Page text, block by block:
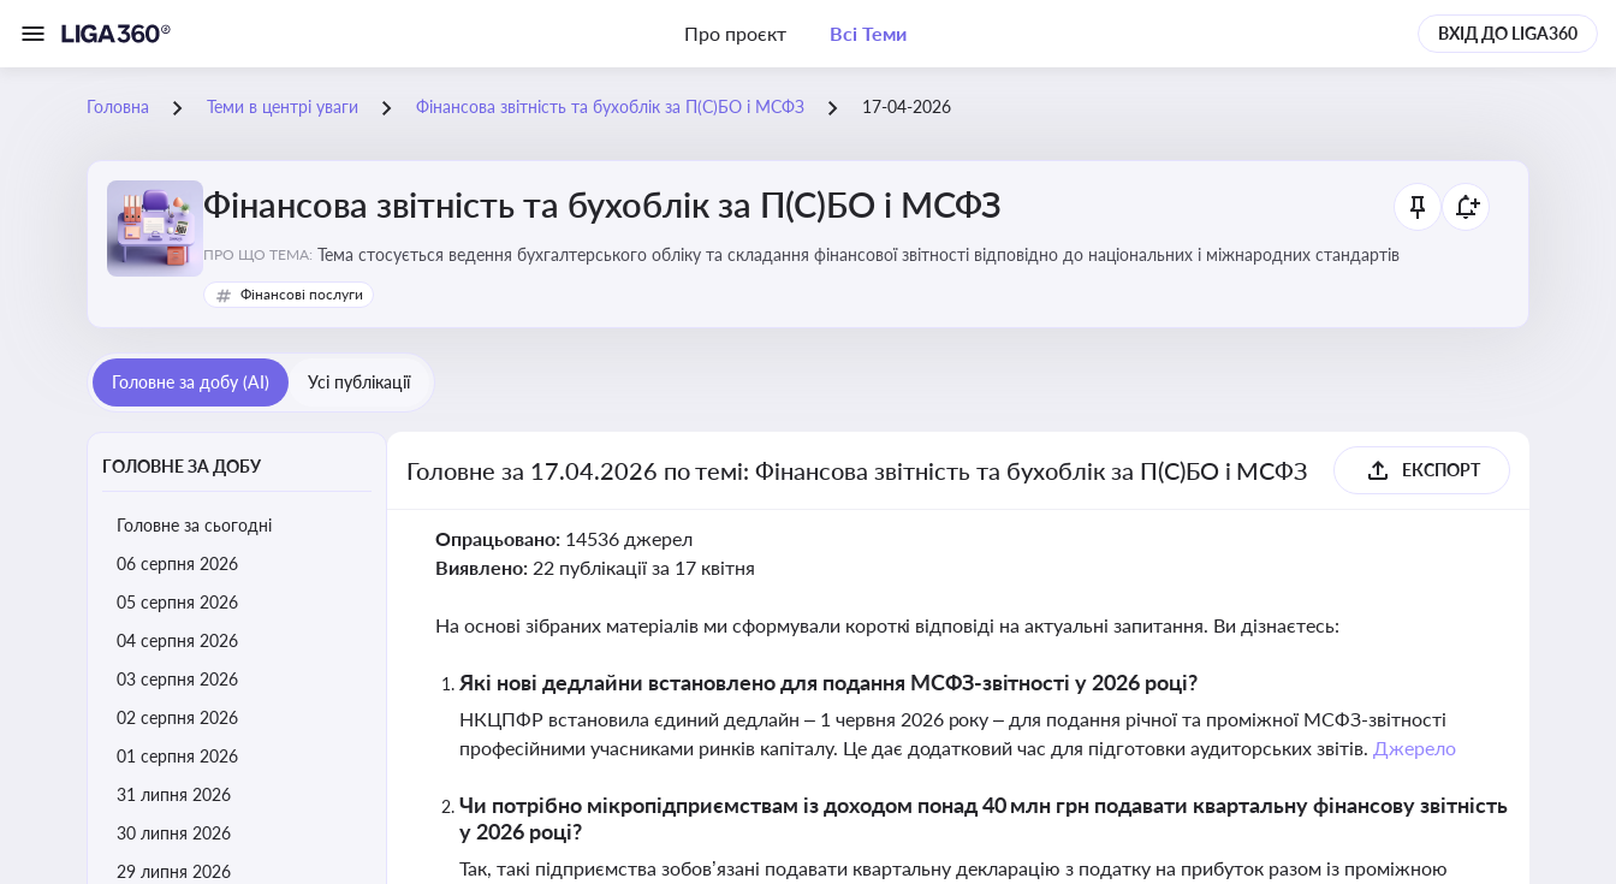
Про проєкт Всі Теми ВХІД ДО LIGA360
Головна Теми в центрі уваги Фінансова звітність та бухоблік за П(С)БО і МСФЗ 17-04-2026
Фінансова звітність та бухоблік за П(С)БО і МСФЗ
ПРО ЩО ТЕМА: Тема стосується ведення бухгалтерського обліку та складання фінансової звітності відповідно до національних і міжнародних стандартів
Фінансові послуги
Головне за добу (AI) Усі публікації
ГОЛОВНЕ ЗА ДОБУ
Головне за сьогодні
06 серпня 2026
05 серпня 2026
04 серпня 2026
03 серпня 2026
02 серпня 2026
01 серпня 2026
31 липня 2026
30 липня 2026
29 липня 2026
Головне за 17.04.2026 по темі: Фінансова звітність та бухоблік за П(С)БО і МСФЗ ЕКСПОРТ
Опрацьовано: 14536 джерел
Виявлено: 22 публікації за 17 квітня
На основі зібраних матеріалів ми сформували короткі відповіді на актуальні запитання. Ви дізнаєтесь:
Які нові дедлайни встановлено для подання МСФЗ-звітності у 2026 році?
НКЦПФР встановила єдиний дедлайн – 1 червня 2026 року – для подання річної та проміжної МСФЗ-звітності
професійними учасниками ринків капіталу. Це дає додатковий час для підготовки аудиторських звітів. Джерело
Чи потрібно мікропідприємствам із доходом понад 40 млн грн подавати квартальну фінансову звітність
у 2026 році?
Так, такі підприємства зобов’язані подавати квартальну декларацію з податку на прибуток разом із проміжною